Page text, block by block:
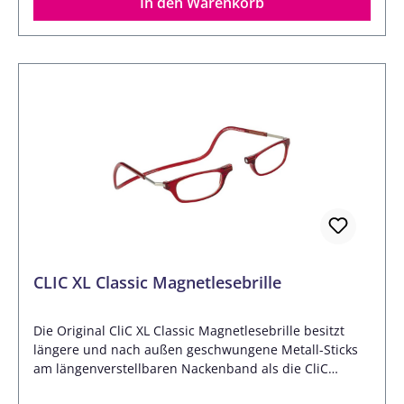
Kameraobjektive Skirbrillen Schwimmbrillen und
Tacuherbrillen Schutzbrillen und Sicherheitsbrillen
und behandeln Sie die Brillengläser / optische
Oberfläche, bis diese trocken sind. Für lang anhaltende
Ergebnisse sollten Sie das beiliegende Tuch nicht
waschen. (NICHT für Kontaktlinsen geeignet)
CLIC XL Classic Magnetlesebrille
Die Original CliC XL Classic Magnetlesebrille besitzt
längere und nach außen geschwungene Metall-Sticks
am längenverstellbaren Nackenband als die CliC